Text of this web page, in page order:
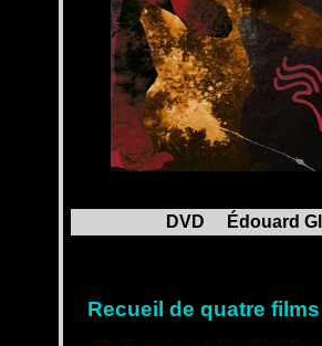
DVD Édouard
Recueil de quatre films